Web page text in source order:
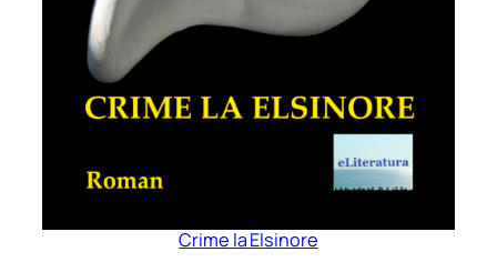
Crime la Elsinore